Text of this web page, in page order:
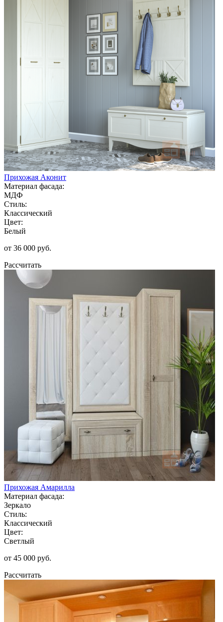
Прихожая Аконит
Материал фасада:
МДФ
Стиль:
Классический
Цвет:
Белый
от 36 000 руб.
Рассчитать
Прихожая Амарилла
Материал фасада:
Зеркало
Стиль:
Классический
Цвет:
Светлый
от 45 000 руб.
Рассчитать